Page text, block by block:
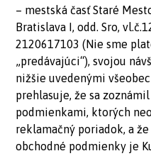
– mestská časť Staré
Bratislava I, odd. Sro,
2120617103 (Nie sme
„predávajúci“), svojou
nižšie uvedenými
prehlasuje, že sa
podmienkami, ktorých
reklamačný poriadok, a
obchodné podmienky je